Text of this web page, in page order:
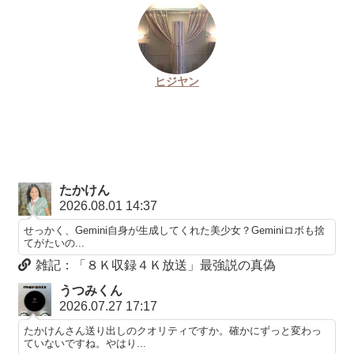
ヒジヤン
たかけん
2026.08.01 14:37
せっかく、Gemini自身が生成してくれた美少女？Geminiロボも捨
てがたいの...
雑記：「８Ｋ収録４Ｋ放送」最強説の真偽
うつみくん
2026.07.27 17:17
たかけんさん送り出しのクオリティですか。確かにずっと変わっ
ていないですね。やはり...